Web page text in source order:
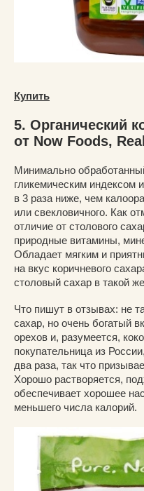
Купить
5. Органический
от Now Foods,
Минимально
гликемическим индексом
в 3 раза ниже, чем
или свекловичного. Как
отличие от столового
природные витамины,
Обладает мягким и
на вкус коричневого
столовый сахар в такой
Что пишут в отзывах: не
сахар, но очень богатый
орехов и, разумеется,
покупательница из
два раза, так что
Хорошо растворяется,
обеспечивает хорошее
меньшего числа калорий.